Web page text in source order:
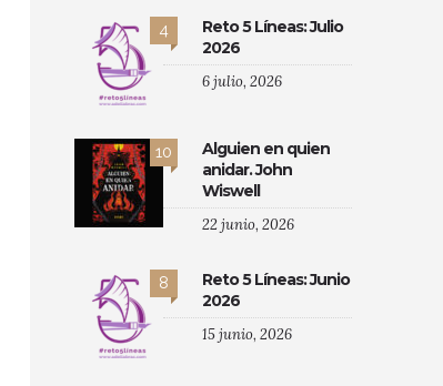
4
Reto 5 Líneas: Julio
2026
6 julio, 2026
10
Alguien en quien
anidar. John
Wiswell
22 junio, 2026
8
Reto 5 Líneas: Junio
2026
15 junio, 2026